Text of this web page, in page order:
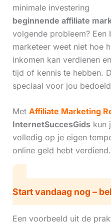
minimale investering
beginnende affiliate
volgende probleem? Een
marketeer weet niet hoe
inkomen kan verdienen
tijd of kennis te hebben.
speciaal voor jou
Met Affiliate Marketing
InternetSuccesGidskun
volledig op je eigen
online geld hebt verdiend.
Start vandaag nog –
Een voorbeeld uit de